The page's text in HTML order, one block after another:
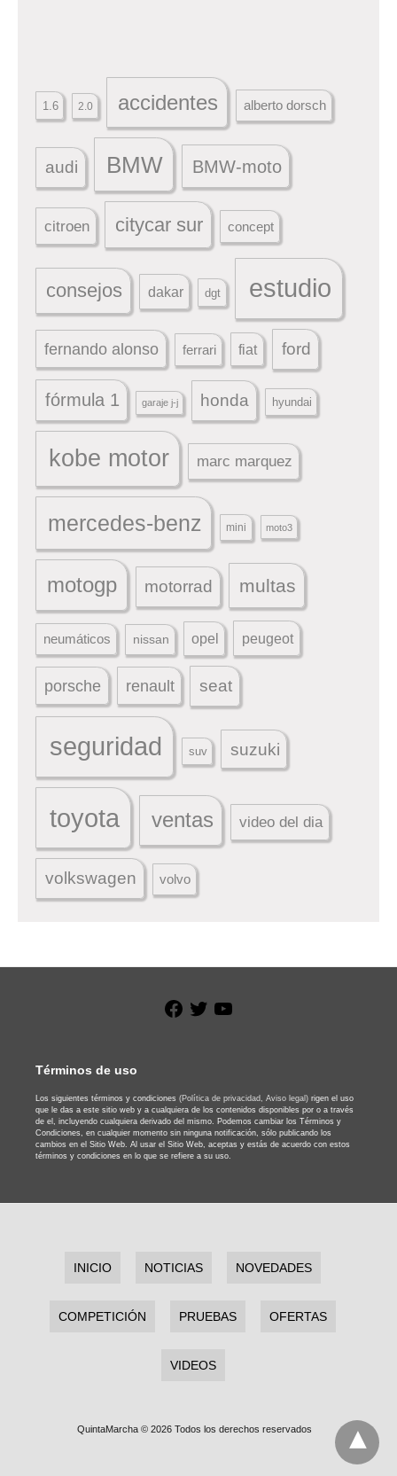
1.6 2.0 accidentes alberto dorsch
audi BMW BMW-moto
citroen citycar sur concept
consejos dakar dgt estudio
fernando alonso ferrari fiat ford
fórmula 1 garaje j-j honda hyundai
kobe motor marc marquez
mercedes-benz mini moto3
motogp motorrad multas
neumáticos nissan opel peugeot
porsche renault seat
seguridad suv suzuki
toyota ventas video del dia
volkswagen volvo
Facebook
Twitter
Términos de uso
Los siguientes términos y condiciones (Política de privacidad, Aviso legal) rigen el uso
que le das a este sitio web y a cualquiera de los contenidos disponibles por o a través
de el, incluyendo cualquiera derivado del mismo. Podemos cambiar los Términos y
Condiciones, en cualquier momento sin ninguna notificación, sólo publicando los
cambios en el Sitio Web. Al usar el Sitio Web, aceptas y estás de acuerdo con estos
términos y condiciones en lo que se refiere a su uso.
INICIO NOTICIAS NOVEDADES
COMPETICIÓN PRUEBAS OFERTAS
VIDEOS
QuintaMarcha © 2026 Todos los derechos reservados